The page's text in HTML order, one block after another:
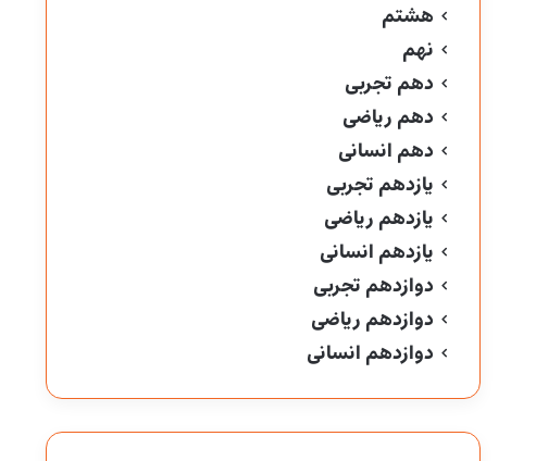
هشتم
نهم
دهم تجربی
دهم ریاضی
دهم انسانی
یازدهم تجربی
یازدهم ریاضی
یازدهم انسانی
دوازدهم تجربی
دوازدهم ریاضی
دوازدهم انسانی